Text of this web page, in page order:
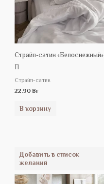
Страйп-сатин «Белоснежный»
П
Страйп-сатин
22.90 Br
В корзину
Добавить в список
желаний